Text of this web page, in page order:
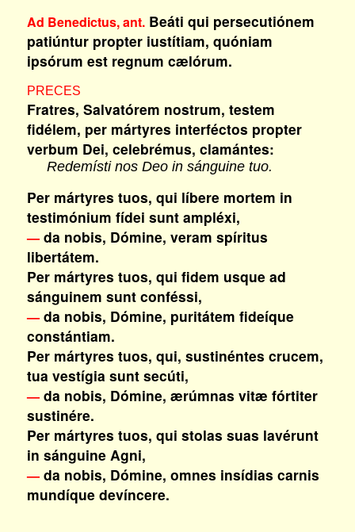
Ad Benedictus, ant. Beáti qui persecutiónem
patiúntur propter iustítiam, quóniam
ipsórum est regnum cælórum.
PRECES
Fratres, Salvatórem nostrum, testem
fidélem, per mártyres interféctos propter
verbum Dei, celebrémus, clamántes:
Redemísti nos Deo in sánguine tuo.
Per mártyres tuos, qui líbere mortem in
testimónium fídei sunt ampléxi,
—da nobis, Dómine, veram spíritus
libertátem.
Per mártyres tuos, qui fidem usque ad
sánguinem sunt conféssi,
—da nobis, Dómine, puritátem fideíque
constántiam.
Per mártyres tuos, qui, sustinéntes crucem,
tua vestígia sunt secúti,
—da nobis, Dómine, ærúmnas vitæ fórtiter
sustinére.
Per mártyres tuos, qui stolas suas lavérunt
in sánguine Agni,
—da nobis, Dómine, omnes insídias carnis
mundíque devíncere.